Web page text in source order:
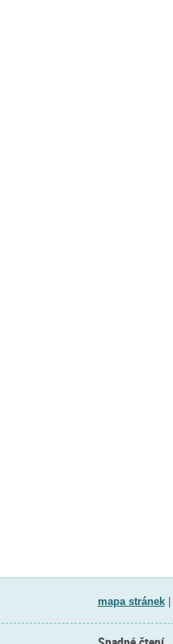
mapa stránek|